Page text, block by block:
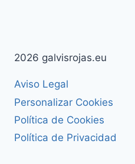
2026 galvisrojas.eu
Aviso Legal
Personalizar Cookies
Política de Cookies
Política de Privacidad